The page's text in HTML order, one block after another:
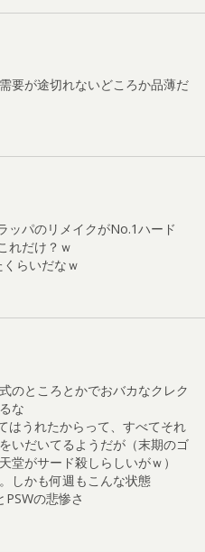
要が途切れないどころか品薄だ
ッパのリメイクがNo.1ハード
れだけ？ｗ
らいだなｗ
のところとかでおバカなクレク
な
はうれたからって、すべてそれ
いだいてるようだが（末期のゴ
堂がサード殺しらしいがｗ）
しかも何週もこんな状態
の悲惨さ